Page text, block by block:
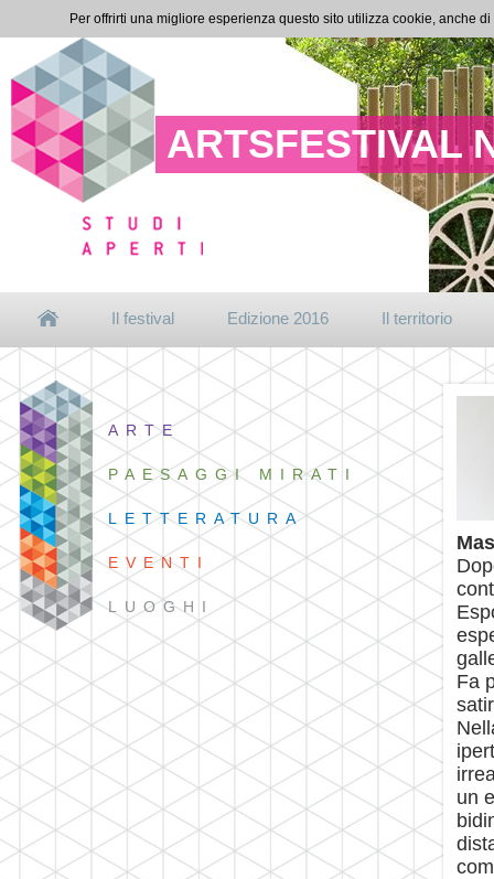
ARTSFESTIVAL
Il festival Edizione 2016 Il territorio
ARTE
PAESAGGI MIRATI
LETTERATURA
EVENTI
LUOGHI
Fa
un
Per offrirti una migliore esperienza questo sito utilizza cookie, anche